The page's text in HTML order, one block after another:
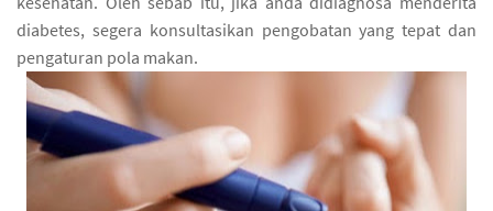
diabetes, segera konsultasikan pengobatan yang tepat dan
pengaturan pola makan.